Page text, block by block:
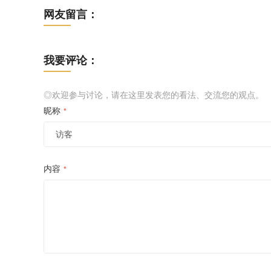
网友留言：
我要评论：
◎欢迎参与讨论，请在这里发表您的看法、交流您的观点。
昵称 *
内容 *